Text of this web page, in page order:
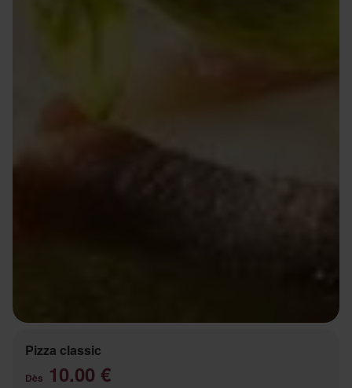
Pizza classic
Dès 10.00 €